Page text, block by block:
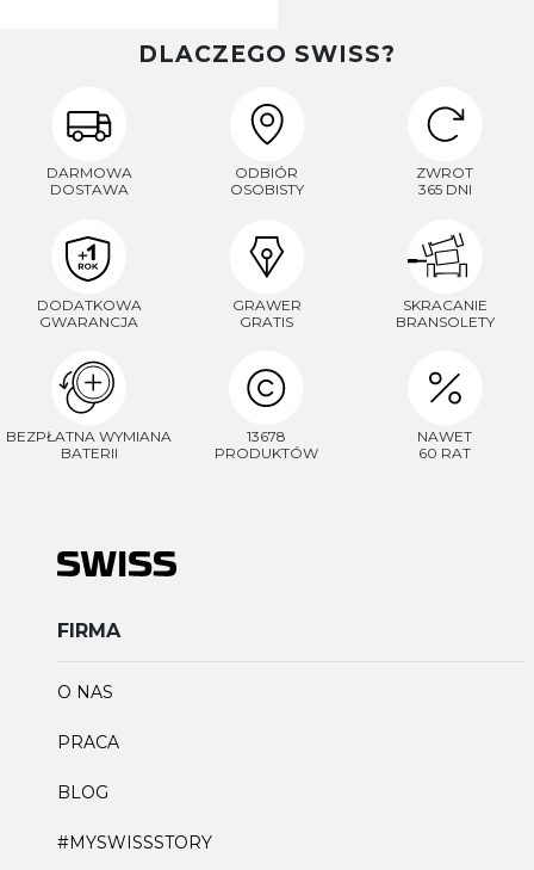
DLACZEGO SWISS?
DARMOWA
DOSTAWA
ODBIÓR
OSOBISTY
ZWROT
365 DNI
DODATKOWA
GWARANCJA
GRAWER
GRATIS
SKRACANIE
BRANSOLETY
BEZPŁATNA WYMIANA
BATERII
13678
PRODUKTÓW
NAWET
60 RAT
FIRMA
O NAS
PRACA
BLOG
#MYSWISSSTORY